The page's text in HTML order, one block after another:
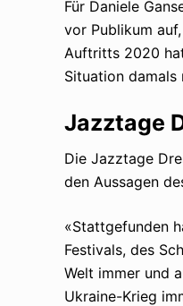
Für Daniele
vor Publikum
Auftritts 2020
Situation damals
Jazztage
Die Jazztage
den Aussagen
«Stattgefunden
Festivals, des
Welt immer und
Ukraine-Krieg